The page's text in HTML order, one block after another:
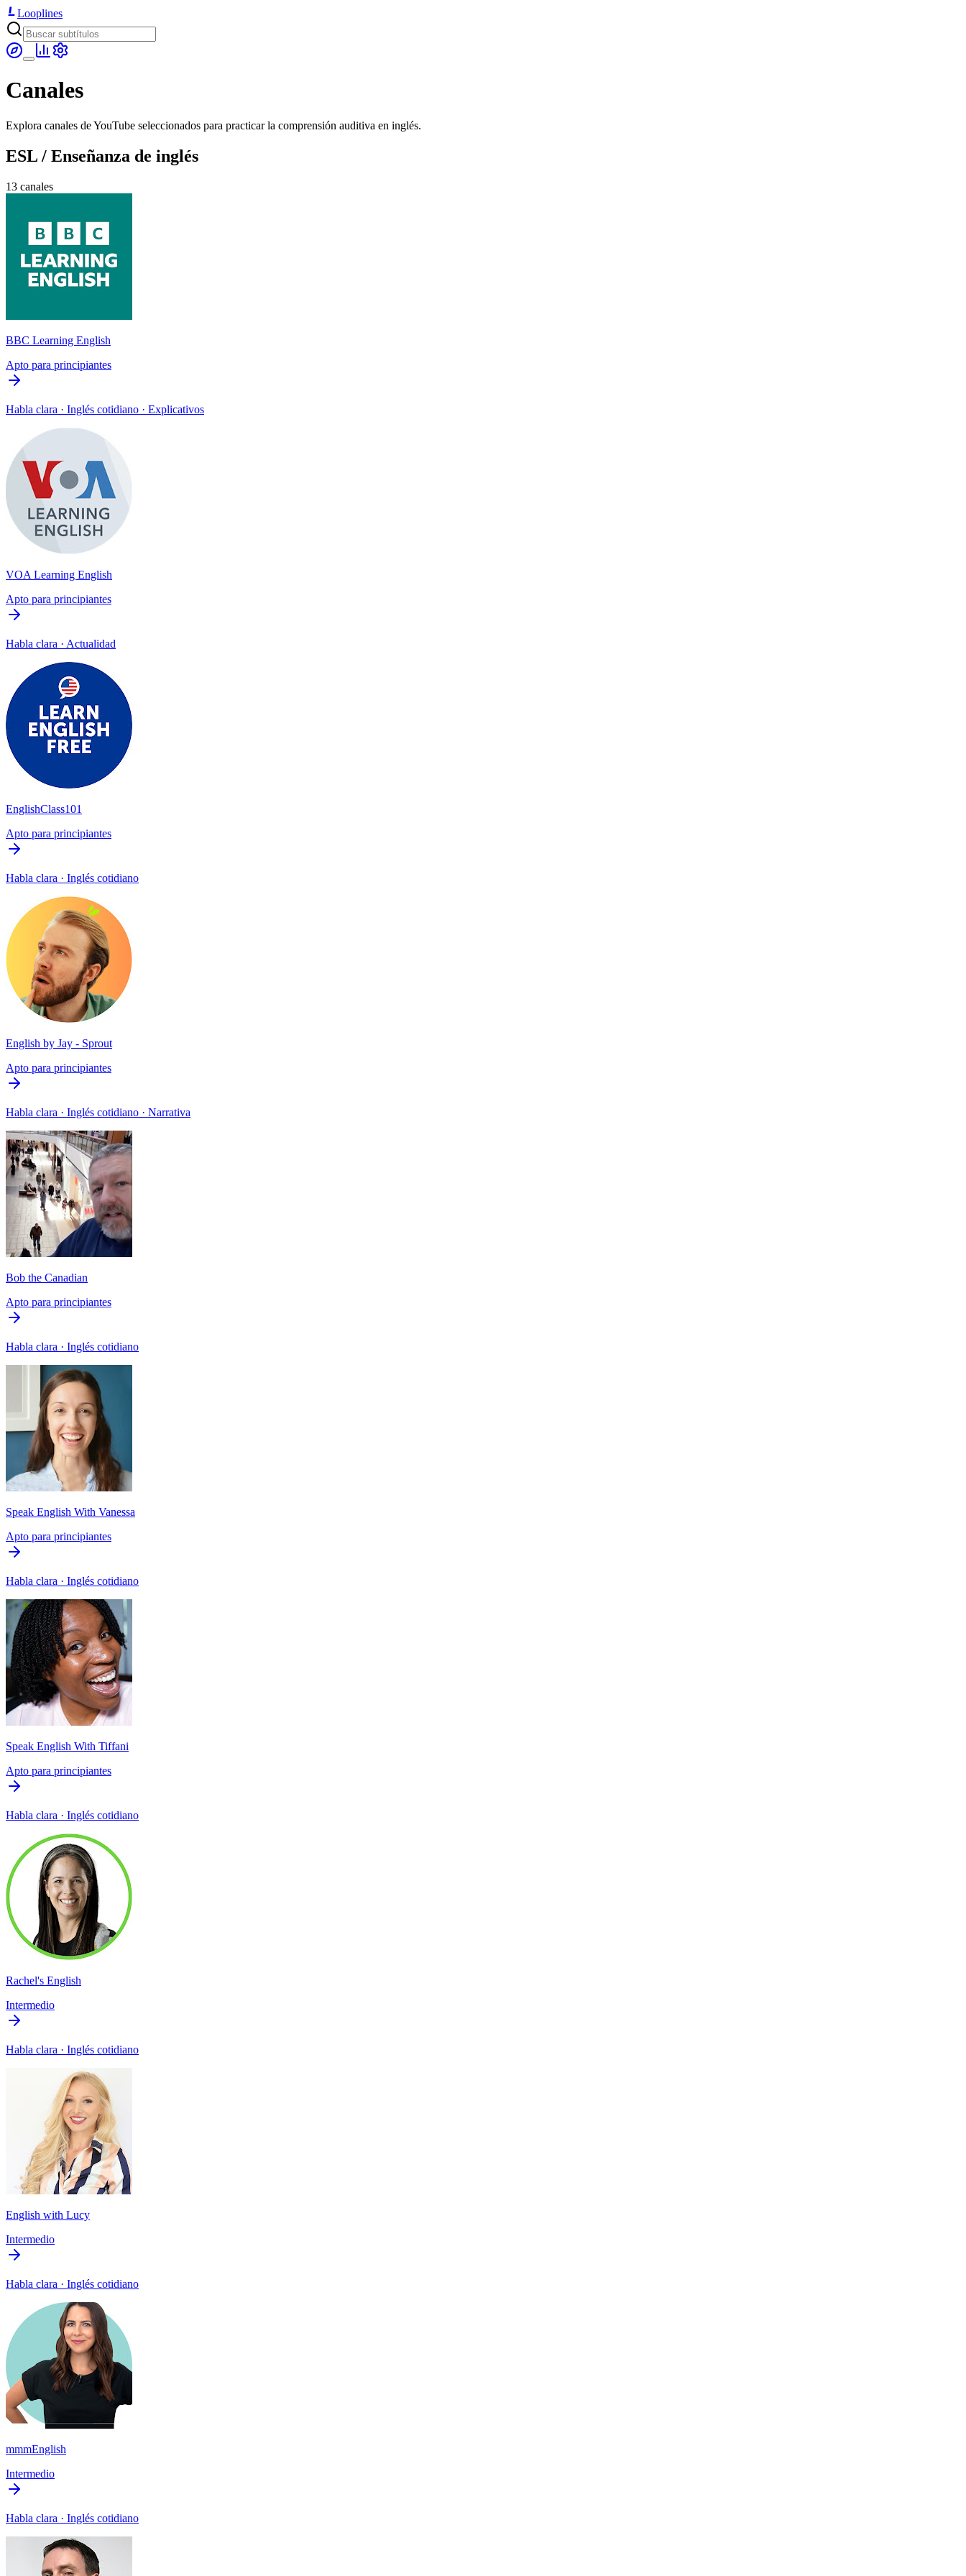
Looplines
Canales
Explora canales de YouTube seleccionados para practicar la comprensión auditiva en inglés.
ESL / Enseñanza de inglés
13 canales
BBC Learning English
Apto para principiantes
Habla clara · Inglés cotidiano · Explicativos
VOA Learning English
Apto para principiantes
Habla clara · Actualidad
EnglishClass101
Apto para principiantes
Habla clara · Inglés cotidiano
English by Jay - Sprout
Apto para principiantes
Habla clara · Inglés cotidiano · Narrativa
Bob the Canadian
Apto para principiantes
Habla clara · Inglés cotidiano
Speak English With Vanessa
Apto para principiantes
Habla clara · Inglés cotidiano
Speak English With Tiffani
Apto para principiantes
Habla clara · Inglés cotidiano
Rachel's English
Intermedio
Habla clara · Inglés cotidiano
English with Lucy
Intermedio
Habla clara · Inglés cotidiano
mmmEnglish
Intermedio
Habla clara · Inglés cotidiano